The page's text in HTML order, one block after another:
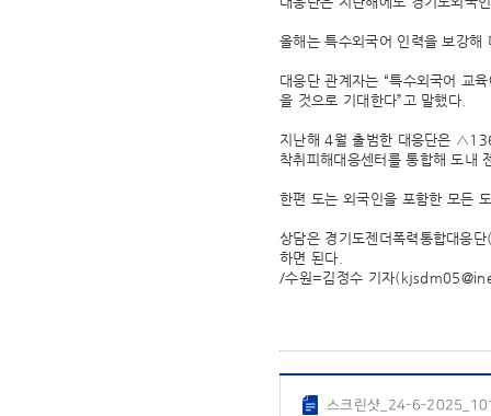
올해는 특수외국어 인력을 보강해
대응단 관계자는 “특수외국어 교
을 것으로 기대한다”고 말했다.
지난해 4월 출범한 대응단은
착취피해대응센터를 통합해 도내
한편 도는 외국인을 포함한 모든
상담은 경기도젠더폭력통합대
하면 된다.
/수원=김정수 기자
스크린샷_24-6-